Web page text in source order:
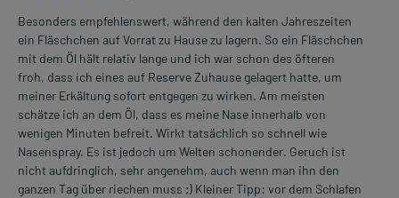
Besonders empfehlenswert, während den kalten Jahreszeiten
ein Fläschchen auf Vorrat zu Hause zu lagern. So ein Fläschchen
mit dem Öl hält relativ lange und ich war schon des öfteren
froh, dass ich eines auf Reserve Zuhause gelagert hatte, um
meiner Erkältung sofort entgegen zu wirken. Am meisten
schätze ich an dem Öl, dass es meine Nase innerhalb von
wenigen Minuten befreit. Wirkt tatsächlich so schnell wie
Nasenspray. Es ist jedoch um Welten schonender. Geruch ist
nicht aufdringlich, sehr angenehm, auch wenn man ihn den
ganzen Tag über riechen muss ;) Kleiner Tipp: vor dem Schlafen